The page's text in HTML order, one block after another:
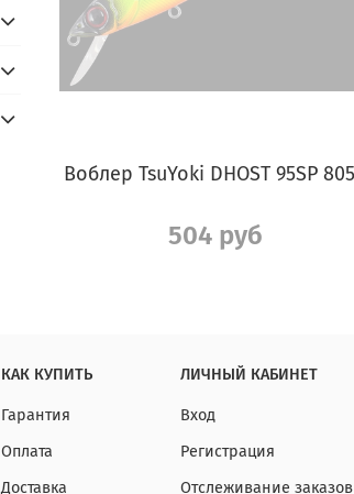
Воблер TsuYoki DHOST 95SP
504 руб
КАК КУПИТЬ
Гарантия
Оплата
Доставка
ЛИЧНЫЙ КАБИНЕТ
Вход
Регистрация
Отслеживание заказов